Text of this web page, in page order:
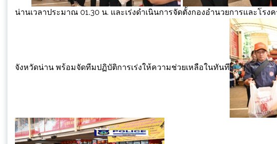
น่านเวลาประมาณ 01.30 น. และเร่งดำเนินการจัดตั้งกองอำนวยการและโร
จังหวัดน่าน พร้อมจัดทีมปฏิบัติการเร่งให้ความช่วยเหลือในทันที